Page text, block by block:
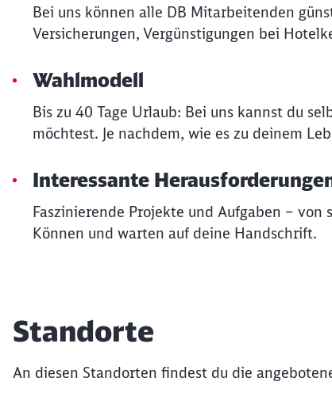
Bei uns können alle DB Mitarbeitenden
Versicherungen, Vergünstigungen bei
Wahlmodell
Bis zu 40 Tage Urlaub: Bei uns kannst du
möchtest. Je nachdem, wie es zu deinem
Interessante
Faszinierende Projekte und Aufgaben –
Können und warten auf deine Handschrift.
Standorte
An diesen Standorten findest du die